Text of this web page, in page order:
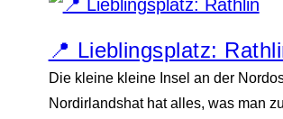
📍 Lieblingsplatz:
Die kleine kleine Insel an der
Nordirlandshat hat alles, was man